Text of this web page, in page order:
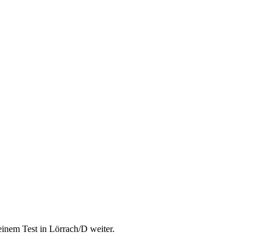
Test in Lörrach/D weiter.